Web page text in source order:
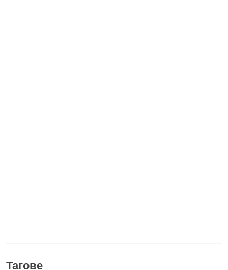
Тагове